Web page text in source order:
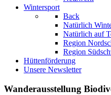
Wintersport
Back
Natürlich
Natürlich auf
Region
Region
Hüttenförderung
Unsere Newsletter
Wanderausstellung